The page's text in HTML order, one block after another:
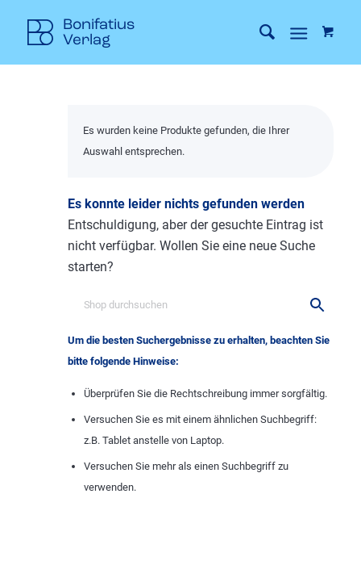
Es wurden keine Produkte gefunden, die Ihrer
Auswahl entsprechen.
Es konnte leider nichts gefunden werden
Entschuldigung, aber der gesuchte Eintrag ist
nicht verfügbar. Wollen Sie eine neue Suche
starten?
Um die besten Suchergebnisse zu erhalten, beachten Sie
bitte folgende Hinweise:
Überprüfen Sie die Rechtschreibung immer sorgfältig.
Versuchen Sie es mit einem ähnlichen Suchbegriff:
z.B. Tablet anstelle von Laptop.
Versuchen Sie mehr als einen Suchbegriff zu
verwenden.